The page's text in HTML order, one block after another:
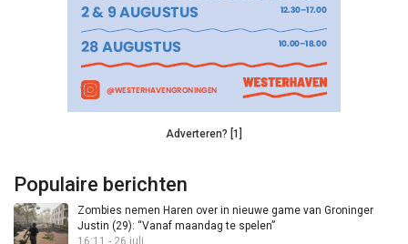
Adverteren? [1]
Populaire berichten
Zombies nemen Haren over in nieuwe game van Groninger
Justin (29): “Vanaf maandag te spelen”